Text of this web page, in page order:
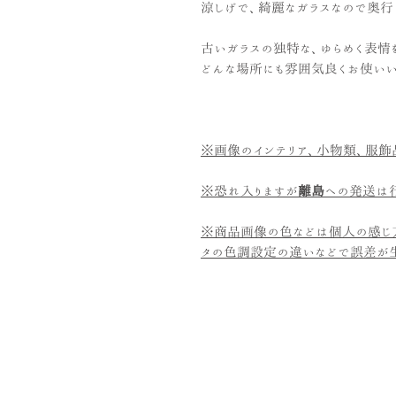
涼しげで、綺麗なガラスなので奥行
古いガラスの独特な、ゆらめく表情
どんな場所にも雰囲気良くお使いい
※画像のインテリア、小物類、服
※恐れ入りますが離島への発送は
※商品画像の色などは個人の感じ
タの色調設定の違いなどで誤差が